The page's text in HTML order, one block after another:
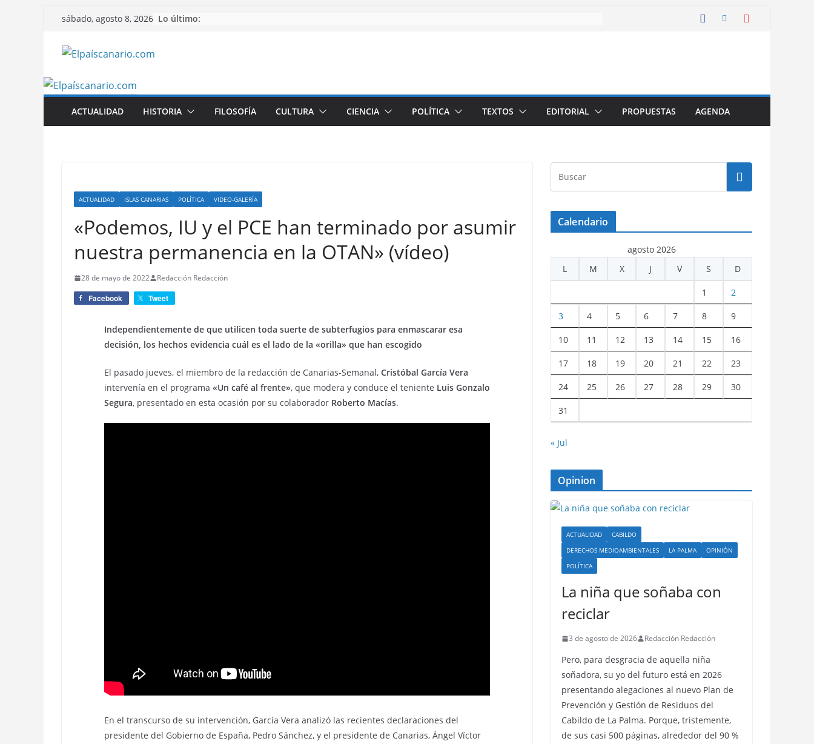
Saltar
contenido
sábado, agosto 8, 2026 Lo último:
ACTUALIDAD HISTORIA FILOSOFÍA CULTURA CIENCIA POLÍTICA TEXTOS EDITORIAL PROPUESTAS AGENDA
ACTUALIDAD ISLAS CANARIAS POLÍTICA VIDEO-GALERÍA
«Podemos, IU y el PCE han terminado por asumir
nuestra permanencia en la OTAN» (vídeo)
28 de mayo de 2022 Redacción Redacción
Facebook Tweet
Independientemente de que utilicen toda suerte de subterfugios para enmascarar esa
decisión, los hechos evidencia cuál es el lado de la «orilla» que han escogido
El pasado jueves, el miembro de la redacción de Canarias-Semanal, Cristóbal García Vera
intervenía en el programa «Un café al frente», que modera y conduce el teniente Luis Gonzalo
Segura, presentado en esta ocasión por su colaborador Roberto Macías.
En el transcurso de su intervención, García Vera analizó las recientes declaraciones del
presidente del Gobierno de España, Pedro Sánchez, y el presidente de Canarias, Ángel Víctor
Calendario
agosto 2026
L
M X J V S D
1 2
3 4 5 6 7 8 9
10 11 12 13 14 15 16
17 18 19 20 21 22 23
24 25 26 27 28 29 30
31
« Jul
Opinion
ACTUALIDAD
CABILDO
DERECHOS MEDIOAMBIENTALES
LA PALMA
OPINIÓN
POLÍTICA
La niña que soñaba con
reciclar
3 de agosto de 2026 Redacción Redacción
Pero, para desgracia de aquella niña
soñadora, su yo del futuro está en 2026
presentando alegaciones al nuevo Plan de
Prevención y Gestión de Residuos del
Cabildo de La Palma. Porque, tristemente,
de sus casi 500 páginas, alrededor del 90 %